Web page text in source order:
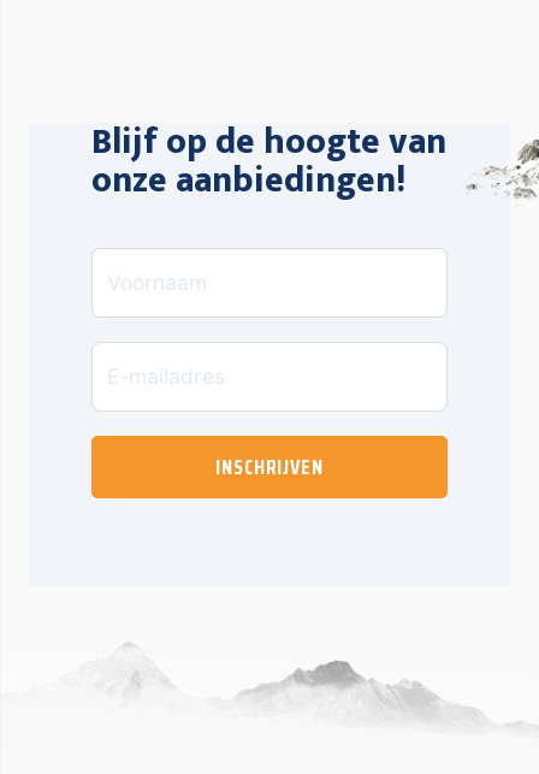
Blijf op de hoogte van
onze aanbiedingen!
INSCHRIJVEN